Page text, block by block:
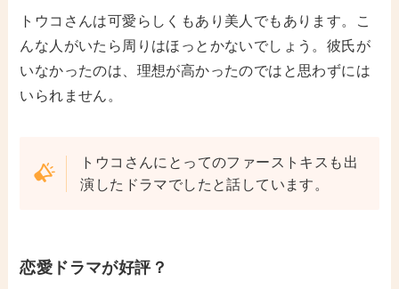
トウコさんは可愛らしくもあり美人でもあります。こ
んな人がいたら周りはほっとかないでしょう。彼氏が
いなかったのは、理想が高かったのではと思わずには
いられません。
トウコさんにとってのファーストキスも出
演したドラマでしたと話しています。
恋愛ドラマが好評？